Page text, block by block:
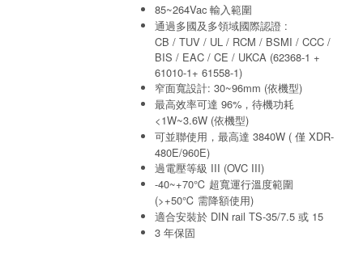
85~264Vac 輸入範圍
通過多國及多領域國際認證 :
CB / TUV / UL / RCM / BSMI / CCC /
BIS / EAC / CE / UKCA (62368-1 +
61010-1+ 61558-1)
窄面寬設計: 30~96mm (依機型)
最高效率可達 96%，待機功耗
<1W~3.6W (依機型)
可並聯使用，最高達 3840W ( 僅 XDR-
480E/960E)
過電壓等級 III (OVC III)
-40~+70℃ 超寬運行溫度範圍
(>+50℃ 需降額使用)
適合安裝於 DIN rail TS-35/7.5 或 15
3 年保固